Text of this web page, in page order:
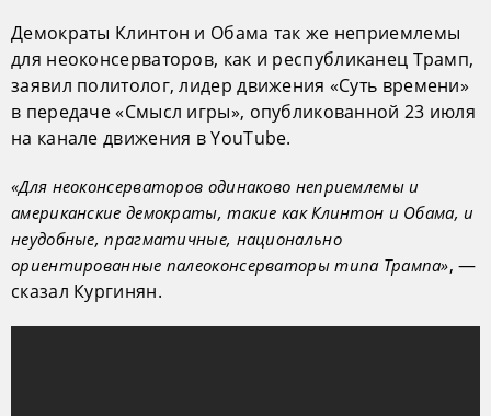
Демократы Клинтон и Обама так же неприемлемы
для неоконсерваторов, как и республиканец Трамп,
заявил политолог, лидер движения «Суть времени»
в передаче «Смысл игры», опубликованной 23 июля
на канале движения в YouTube.
«Для неоконсерваторов одинаково неприемлемы и
американские демократы, такие как Клинтон и Обама, и
неудобные, прагматичные, национально
ориентированные палеоконсерваторы типа Трампа», —
сказал Кургинян.